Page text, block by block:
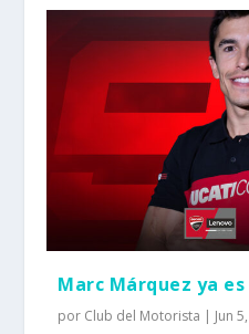
Marc Márquez ya
por Club del Motorista | Jun